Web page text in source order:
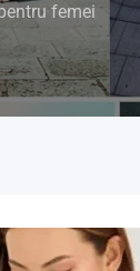
femei